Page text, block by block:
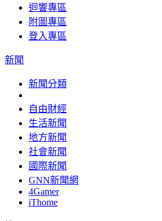
迴響專區
附圖專區
登入專區
新聞
新聞分類
自由財經
生活新聞
地方新聞
社會新聞
國際新聞
GNN新聞網
4Gamer
iThome